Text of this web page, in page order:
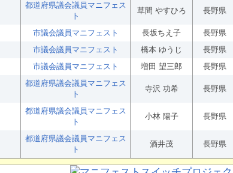
都道府県議会議員マニフェス
ト
草間 やすひろ 長野県
市議会議員マニフェスト 長坂ちえ子 長野県
市議会議員マニフェスト 橋本 ゆうじ 長野県
市議会議員マニフェスト 増田 望三郎 長野県
都道府県議会議員マニフェス
ト
寺沢 功希 長野県
都道府県議会議員マニフェス
ト
小林 陽子 長野県
都道府県議会議員マニフェス
ト
酒井茂 長野県